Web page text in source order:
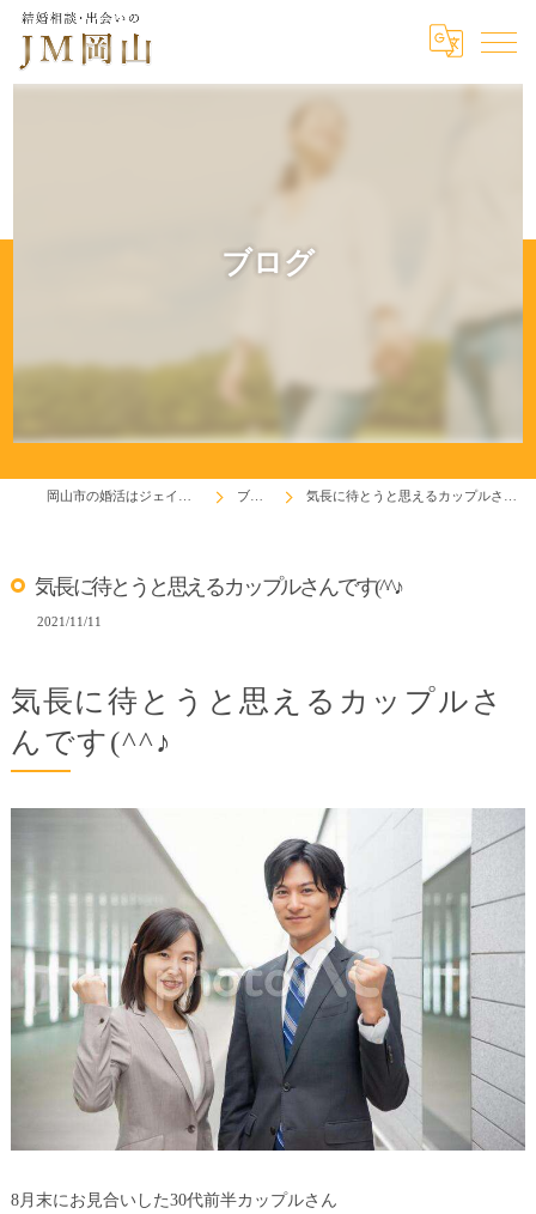
ブログ
ブログ 気長に待とうと思えるカップルさんです(^^♪
気長に待とうと思えるカップルさんです(^^♪
2021/11/11
気長に待とうと思えるカップルさ
んです(^^♪
8月末にお見合いした30代前半カップルさん